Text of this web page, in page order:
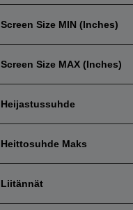
Screen Size MIN (inches)
Screen Size MAX (inches)
Heijastussuhde
Heittosuhde Maks
Liitännät